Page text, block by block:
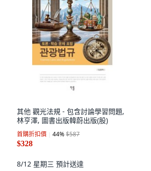
其他 觀光法規 - 包含討論學習問題,
林亨澤, 圖書出版韓蔚出版(股)
首購折扣價 44%$587
$328
8/12 星期三 預計送達